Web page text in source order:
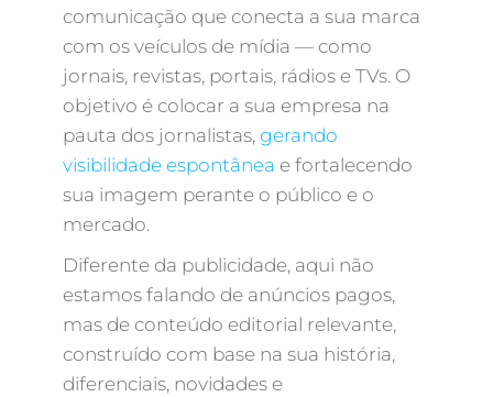
comunicação que conecta a sua marca
com os veículos de mídia — como
jornais, revistas, portais, rádios e TVs. O
objetivo é colocar a sua empresa na
pauta dos jornalistas, gerando
visibilidade espontânea e fortalecendo
sua imagem perante o público e o
mercado.
Diferente da publicidade, aqui não
estamos falando de anúncios pagos,
mas de conteúdo editorial relevante,
construído com base na sua história,
diferenciais, novidades e